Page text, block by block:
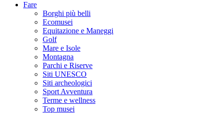
Fare
Borghi più belli
Ecomusei
Equitazione e Maneggi
Golf
Mare e Isole
Montagna
Parchi e Riserve
Siti UNESCO
Siti archeologici
Sport Avventura
Terme e wellness
Top musei